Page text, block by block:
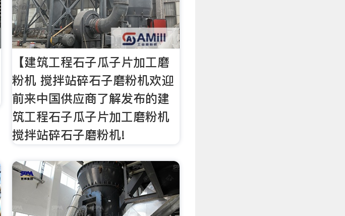
【建筑工程石子瓜子片加工磨
粉机 搅拌站碎石子磨粉机欢迎
前来中国供应商了解发布的建
筑工程石子瓜子片加工磨粉机
搅拌站碎石子磨粉机!